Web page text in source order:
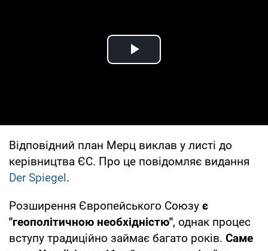
Play Video
Відповідний план Мерц виклав у листі до
керівництва ЄС. Про це повідомляє видання
Der Spiegel.
Розширення Європейського Союзу є
"геополітичною необхідністю", однак процес
вступу традиційно займає багато років. Саме